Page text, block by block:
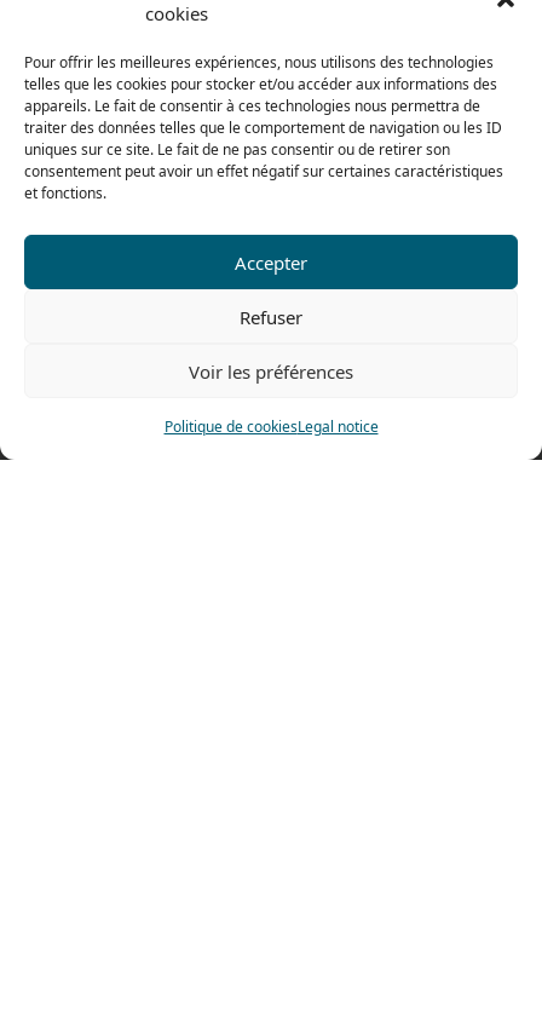
cookies
Pour offrir les meilleures expériences, nous utilisons des technologies
telles que les cookies pour stocker et/ou accéder aux informations des
appareils. Le fait de consentir à ces technologies nous permettra de
traiter des données telles que le comportement de navigation ou les ID
uniques sur ce site. Le fait de ne pas consentir ou de retirer son
consentement peut avoir un effet négatif sur certaines caractéristiques
et fonctions.
Accepter
Refuser
Voir les préférences
Politique de cookiesLegal notice
From monday to thursday
From 8h to 12h30 and from 13h30 to 17h20
On friday
From 8h to 12h30 and from 13h30 to 16h
Fax: 0033 474 62 81 69
478 rue Alexandre Richetta